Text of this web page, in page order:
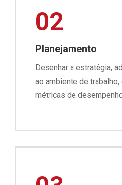
02
Planejamento
Desenhar a estratégia,
ao ambiente de
métricas de